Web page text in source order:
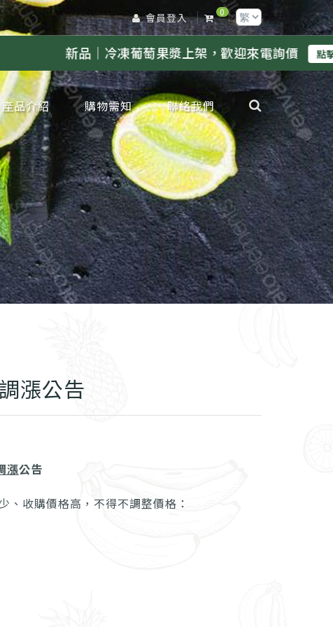
會員登入 0
冷凍葡萄果漿上架，歡迎來電詢價 點擊 ／新品｜
產品介紹
凍檸檬專區
凍金桔專區
凍柳丁專區
凍葡萄柚專區
凍百香果專區
凍水蜜桃專區
凍奇異果專區
凍芭樂專區
凍甘蔗專區
凍蘋果專區
凍葡萄專區
凍鳳梨專區
凍芒果專區
凍草莓專區
凍荔枝專區
凍蓮霧專區
凍橘子專區
凍原汁其他專區
凍水果肉其他專區
凍水果蜜糖類
鮮鮮果類
邊產品類
節限定類
工生產服務
購物需知 聯絡我們
漲公告
漲公告
、收購價格高，不得不調整價格：